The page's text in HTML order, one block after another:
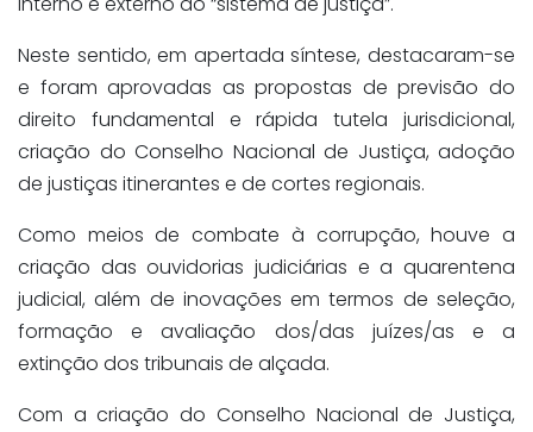
Neste sentido, em apertada síntese, destacaram-se
e foram aprovadas as propostas de previsão do
direito fundamental e rápida tutela jurisdicional,
criação do Conselho Nacional de Justiça, adoção
de justiças itinerantes e de cortes regionais.
Como meios de combate à corrupção, houve a
criação das ouvidorias judiciárias e a quarentena
judicial, além de inovações em termos de seleção,
formação e avaliação dos/das juízes/as e a
extinção dos tribunais de alçada.
Com a criação do Conselho Nacional de Justiça,